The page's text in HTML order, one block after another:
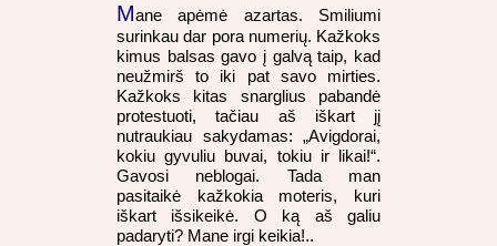
Mane apėmė azartas. Smiliumi
surinkau dar pora numerių. Kažkoks
kimus balsas gavo į galvą taip, kad
neužmirš to iki pat savo mirties.
Kažkoks kitas snarglius pabandė
protestuoti, tačiau aš iškart jį
nutraukiau sakydamas: „Avigdorai,
kokiu gyvuliu buvai, tokiu ir likai!“.
Gavosi neblogai. Tada man
pasitaikė kažkokia moteris, kuri
iškart išsikeikė. O ką aš galiu
padaryti? Mane irgi keikia!..